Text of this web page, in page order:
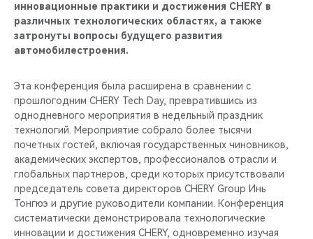
НОВИНКИ
CHERY CONNECT
ЛЮДИ CHERY
БЛАГОТВОРИТЕЛЬНОСТЬ
CHERY REMOTE
CHERY И СПОРТ
НАШИ МЕРОПРИЯТИЯ
ВИДЕООБЗОРЫ
CHERY ДЛЯ ДЕТЕЙ
инновационные практики и достижения CHERY в
различных технологических областях, а также
затронуты вопросы будущего развития
автомобилестроения.
Эта конференция была расширена в сравнении с
прошлогодним CHERY Tech Day, превратившись из
однодневного мероприятия в недельный праздник
технологий. Мероприятие собрало более тысячи
почетных гостей, включая государственных чиновников,
академических экспертов, профессионалов отрасли и
глобальных партнеров, среди которых присутствовали
председатель совета директоров CHERY Group Инь
Тонгюэ и другие руководители компании. Конференция
систематически демонстрировала технологические
инновации и достижения CHERY, одновременно изучая